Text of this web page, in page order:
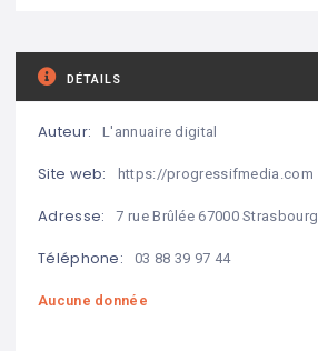
DÉTAILS
Auteur: L'annuaire digital
Site web: https://progressifmedia.com
Adresse: 7 rue Brûlée 67000 Strasbourg
Téléphone: 03 88 39 97 44
Aucune donnée